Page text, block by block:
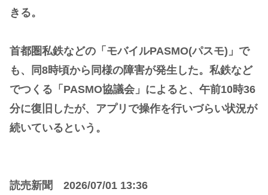
きる。
首都圏私鉄などの「モバイルPASMO(パスモ)」で
も、同8時頃から同様の障害が発生した。私鉄など
でつくる「PASMO協議会」によると、午前10時36
分に復旧したが、アプリで操作を行いづらい状況が
続いているという。
読売新聞 2026/07/01 13:36